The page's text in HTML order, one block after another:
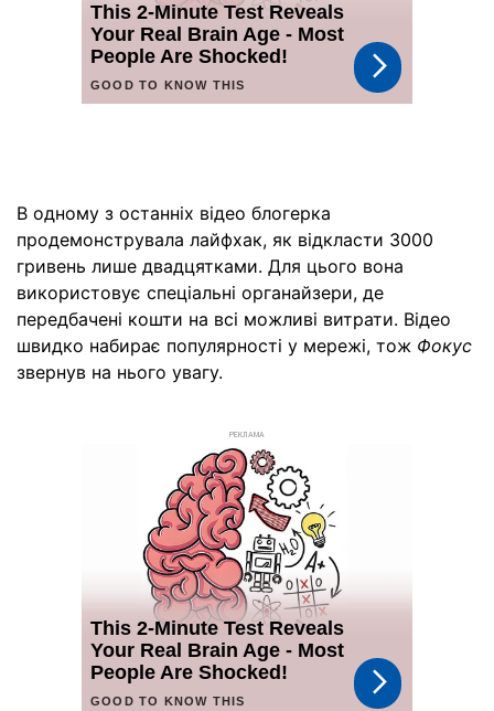
В одному з останніх відео блогерка
продемонструвала лайфхак, як відкласти 3000
гривень лише двадцятками. Для цього вона
використовує спеціальні органайзери, де
передбачені кошти на всі можливі витрати. Відео
швидко набирає популярності у мережі, тож Фокус
звернув на нього увагу.
РЕКЛАМА